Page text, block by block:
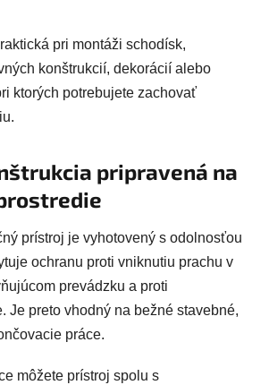
pri montáži schodísk,
konštrukcií, dekorácií alebo
ktorých potrebujete zachovať
pripravená na
prístroj je vyhotovený s odolnosťou
ochranu proti vniknutiu prachu v
prevádzku a proti
Je preto vhodný na bežné stavebné,
práce.
môžete prístroj spolu s